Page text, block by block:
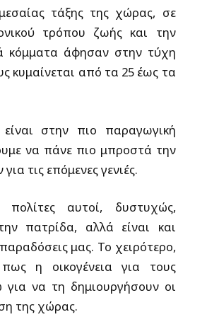
τάξης της χώρας, σε
τρόπου ζωής και την
κόμματα άφησαν στην τύχη
κυμαίνεται από τα 25 έως τα
στην πιο παραγωγική
να πάνε πιο μπροστά την
τις επόμενες γενιές.
αυτοί, δυστυχώς,
πατρίδα, αλλά είναι και
μας. Το χειρότερο,
η οικογένεια για τους
για να τη δημιουργήσουν οι
της χώρας.